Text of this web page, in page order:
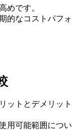
めです。
的なコストパフォ
ットとデメリット
用可能範囲につい